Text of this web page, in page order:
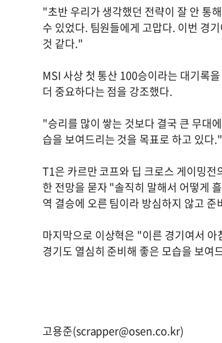
"초반 우리가 생각했던 전략이 잘 안 통
수 있었다. 팀원들에게 고맙다. 이번 경
것 같다."
MSI 사상 첫 통산 100승이라는 대기록
더 중요하다는 점을 강조했다.
"승리를 많이 쌓는 것보다 결국 큰 무대
습을 보여드리는 것을 목표로 하고 있다."
T1은 카르만 코프와 딥 크로스 게이밍
한 전망을 묻자 "솔직히 말해서 어떻게
역 결승에 오른 팀이라 방심하지 않고
마지막으로 이상혁은 "이른 경기여서
경기도 열심히 준비해 좋은 모습을 보
고용준(scrapper@osen.co.kr)